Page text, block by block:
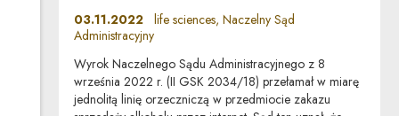
03.11.2022 life sciences, Naczelny Sąd
Administracyjny
Wyrok Naczelnego Sądu Administracyjnego z 8
września 2022 r. (II GSK 2034/18) przełamał w miarę
jednolitą linię orzeczniczą w przedmiocie zakazu